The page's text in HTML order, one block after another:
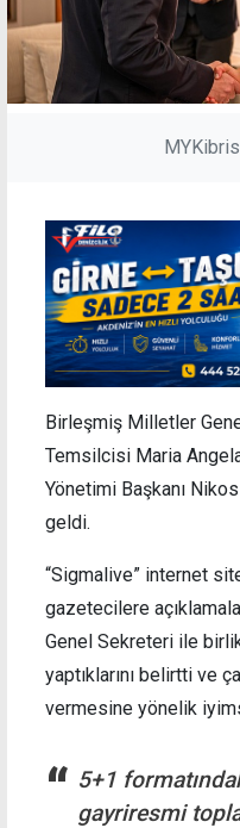
Birleşmiş Milletler
Temsilcisi Maria
Yönetimi Başkanı
geldi.
“Sigmalive” internet
gazetecilere
Genel Sekreteri ile
yaptıklarını belirtti ve
vermesine yönelik
5+1
gayriresmi